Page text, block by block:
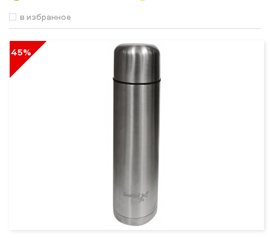
в избранное
45%